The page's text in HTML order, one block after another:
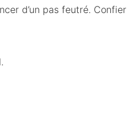
d’un pas feutré. Confier